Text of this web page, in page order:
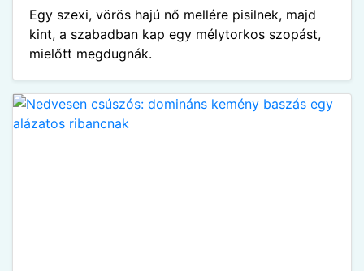
Egy szexi, vörös hajú nő mellére pisilnek, majd
kint, a szabadban kap egy mélytorkos szopást,
mielőtt megdugnák.